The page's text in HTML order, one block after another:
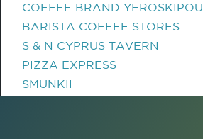
COFFEE BRAND YEROSKIPOU
BARISTA COFFEE STORES
S & N CYPRUS TAVERN
PIZZA EXPRESS
SMUNKII